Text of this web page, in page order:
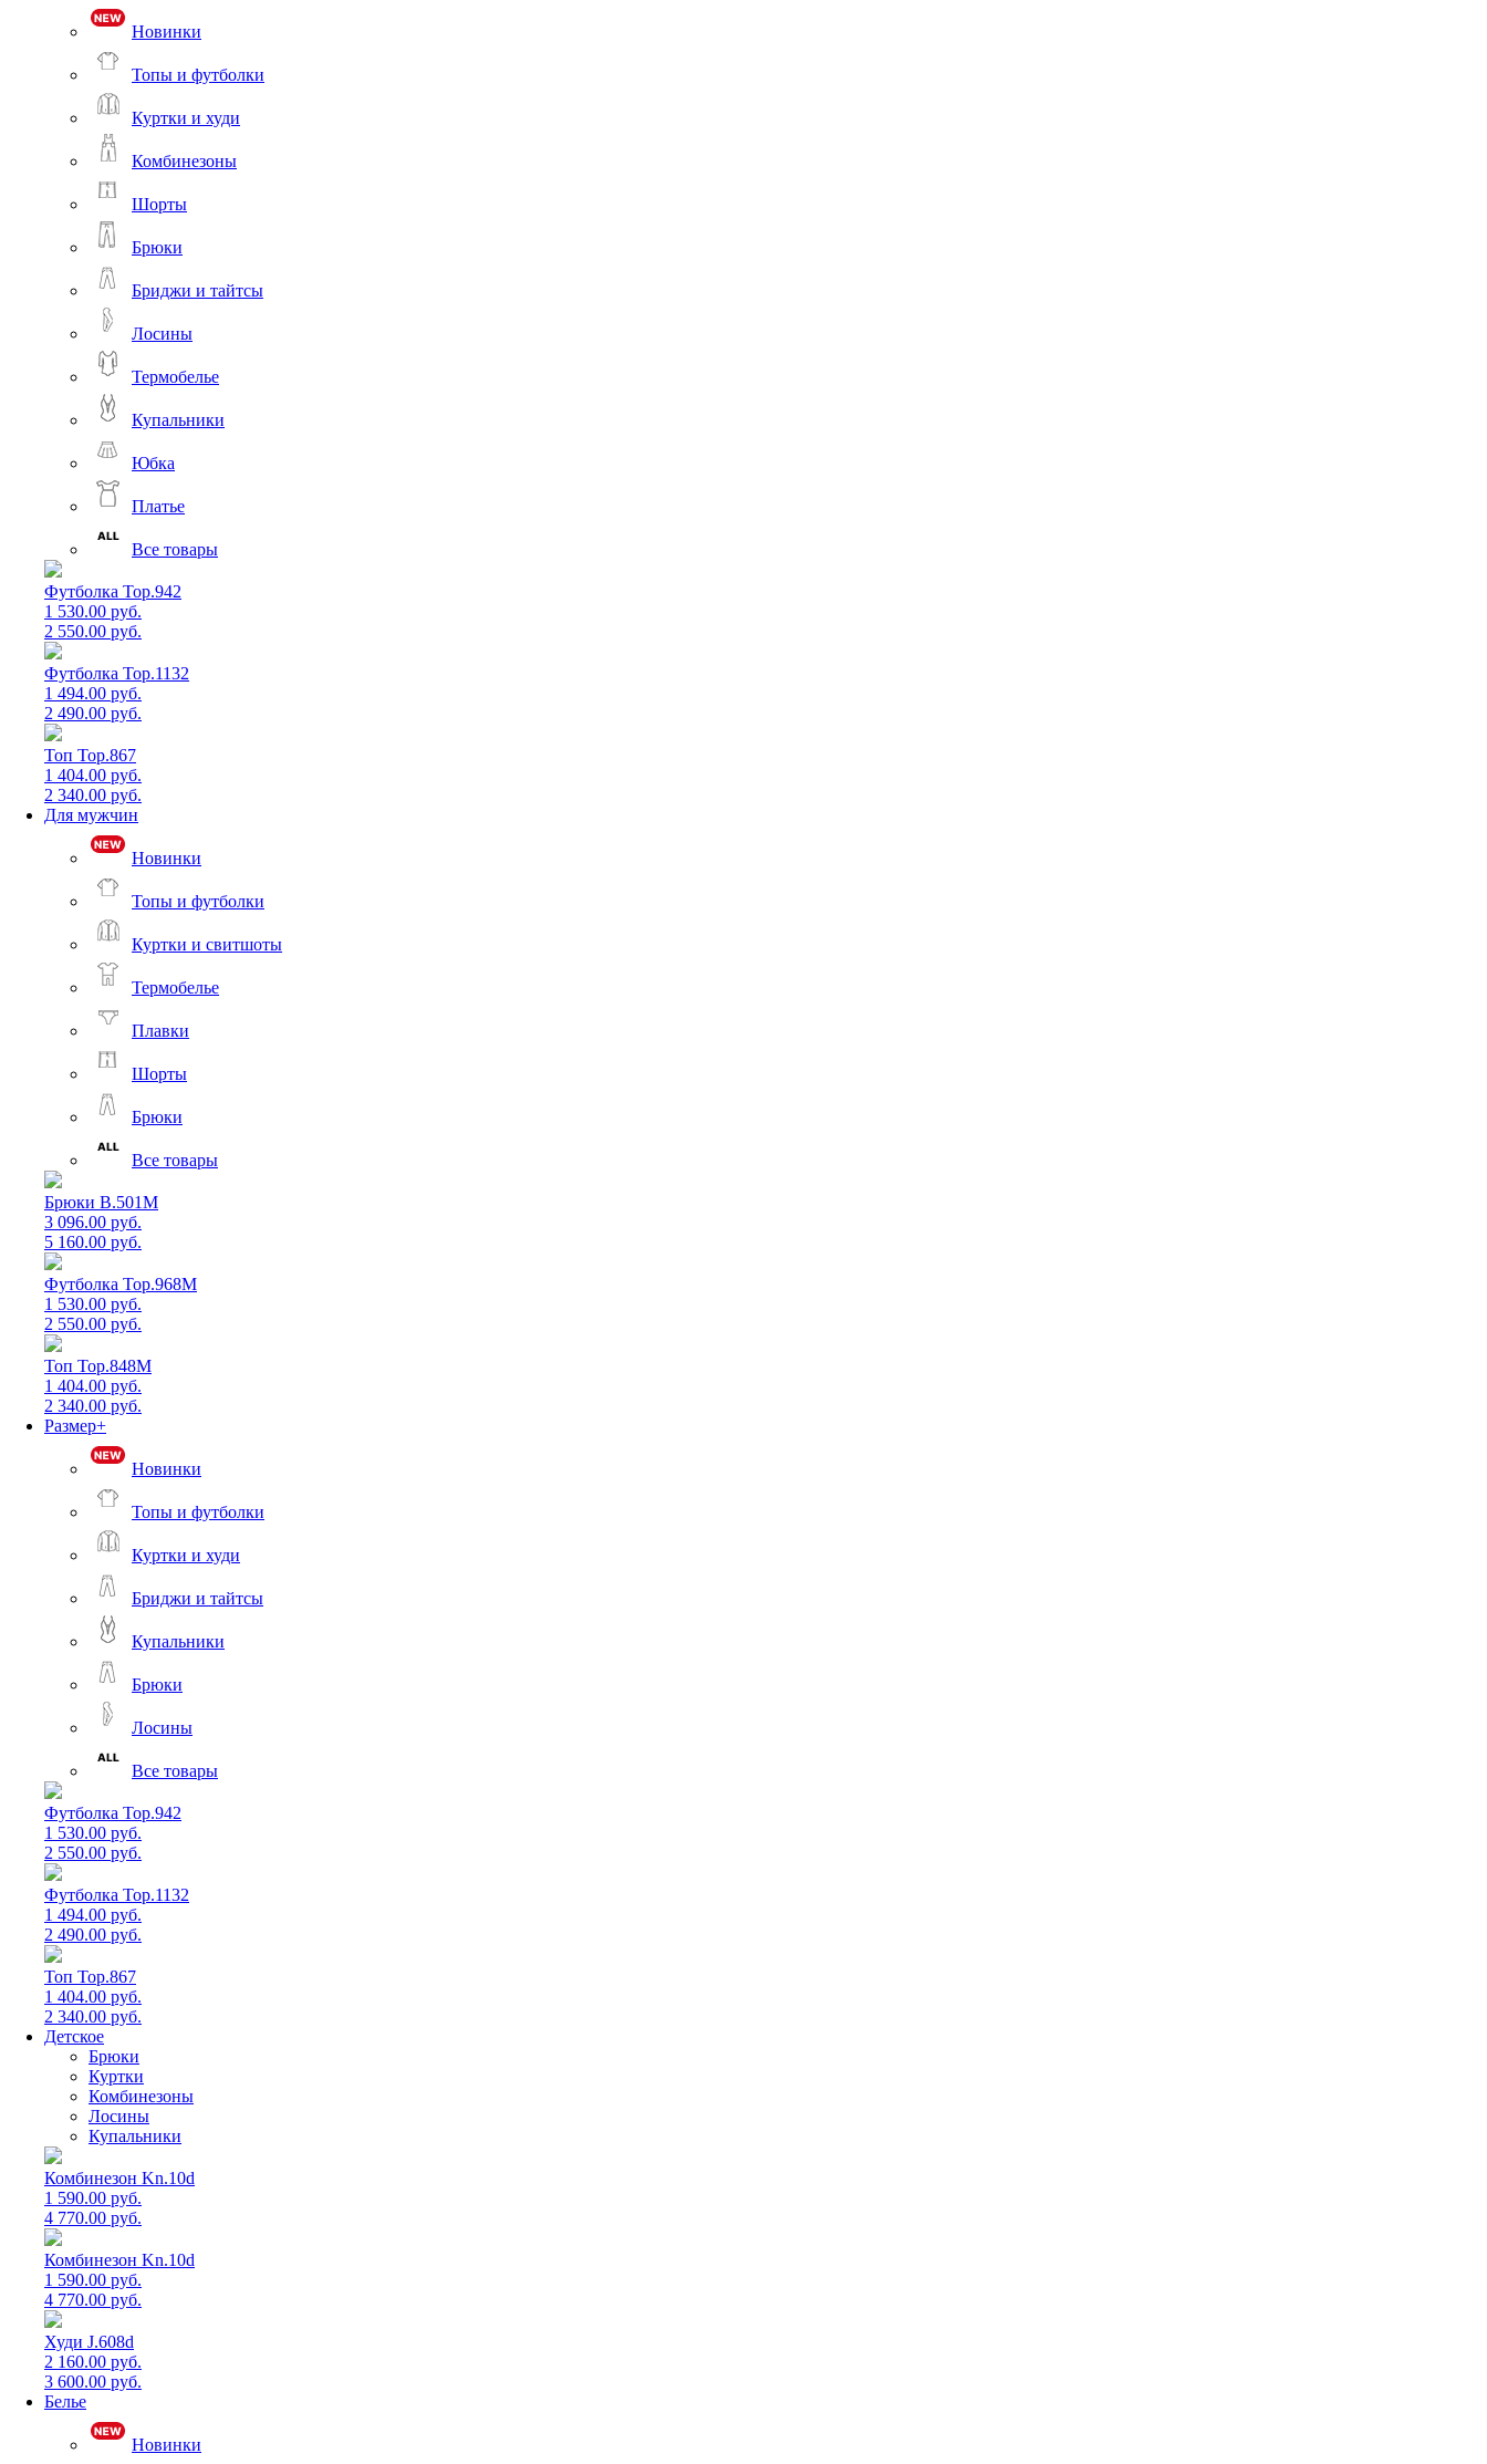
Новинки
Топы и футболки
Куртки и худи
Комбинезоны
Шорты
Брюки
Бриджи и тайтсы
Лосины
Термобелье
Купальники
Юбка
Платье
Все товары
Футболка Top.942
1 530.00 руб.
2 550.00 руб.
Футболка Top.1132
1 494.00 руб.
2 490.00 руб.
Топ Top.867
1 404.00 руб.
2 340.00 руб.
Для мужчин
Новинки
Топы и футболки
Куртки и свитшоты
Термобелье
Плавки
Шорты
Брюки
Все товары
Брюки B.501M
3 096.00 руб.
5 160.00 руб.
Футболка Top.968M
1 530.00 руб.
2 550.00 руб.
Топ Top.848M
1 404.00 руб.
2 340.00 руб.
Размер+
Новинки
Топы и футболки
Куртки и худи
Бриджи и тайтсы
Купальники
Брюки
Лосины
Все товары
Футболка Top.942
1 530.00 руб.
2 550.00 руб.
Футболка Top.1132
1 494.00 руб.
2 490.00 руб.
Топ Top.867
1 404.00 руб.
2 340.00 руб.
Детское
Брюки
Куртки
Комбинезоны
Лосины
Купальники
Комбинезон Kn.10d
1 590.00 руб.
4 770.00 руб.
Комбинезон Kn.10d
1 590.00 руб.
4 770.00 руб.
Худи J.608d
2 160.00 руб.
3 600.00 руб.
Белье
Новинки